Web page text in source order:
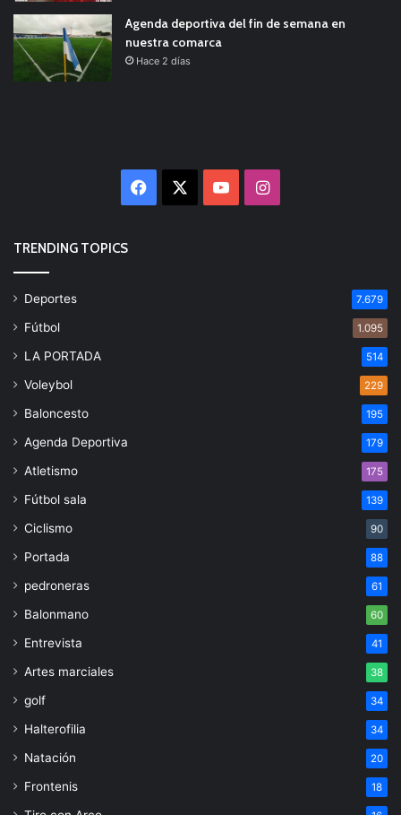
Agenda deportiva del fin de semana en
nuestra comarca
Hace 2 días
Facebook YouTubeInstagram
TRENDING TOPICS
Deportes 7.679
Fútbol 1.095
LA PORTADA 514
Voleybol 229
Baloncesto 195
Agenda Deportiva 179
Atletismo 175
Fútbol sala 139
Ciclismo 90
Portada 88
pedroneras 61
Balonmano 60
Entrevista 41
Artes marciales 38
golf 34
Halterofilia 34
Natación 20
Frontenis 18